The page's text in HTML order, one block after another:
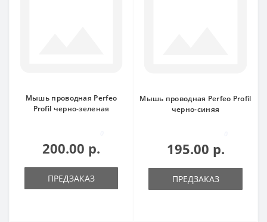
Мышь проводная Perfeo
Profil черно-зеленая
200.00 р.
ПРЕДЗАКАЗ
Мышь проводная Perfeo Profil
черно-синяя
195.00 р.
ПРЕДЗАКАЗ